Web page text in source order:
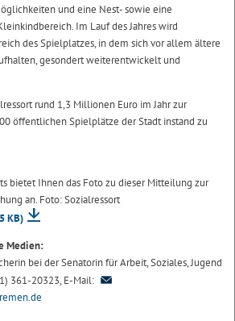
und eine Nest- sowie eine
Im Lauf des Jahres wird
des Spielplatzes, in dem sich vor allem ältere
gesondert weiterentwickelt und
rund 1,3 Millionen Euro im Jahr zur
öffentlichen Spielplätze der Stadt instand zu
bietet Ihnen das Foto zu dieser Mitteilung zur
an. Foto: Sozialressort
KB)
Medien:
bei der Senatorin für Arbeit, Soziales, Jugend
361-20323, E-Mail: